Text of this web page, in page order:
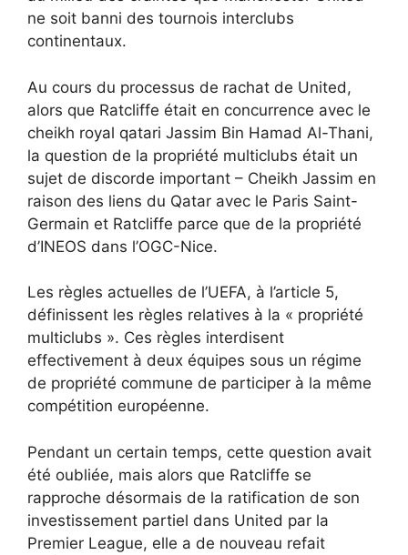
ne soit banni des tournois interclubs
continentaux.
Au cours du processus de rachat de United,
alors que Ratcliffe était en concurrence avec le
cheikh royal qatari Jassim Bin Hamad Al-Thani,
la question de la propriété multiclubs était un
sujet de discorde important – Cheikh Jassim en
raison des liens du Qatar avec le Paris Saint-
Germain et Ratcliffe parce que de la propriété
d’INEOS dans l’OGC-Nice.
Les règles actuelles de l’UEFA, à l’article 5,
définissent les règles relatives à la « propriété
multiclubs ». Ces règles interdisent
effectivement à deux équipes sous un régime
de propriété commune de participer à la même
compétition européenne.
Pendant un certain temps, cette question avait
été oubliée, mais alors que Ratcliffe se
rapproche désormais de la ratification de son
investissement partiel dans United par la
Premier League, elle a de nouveau refait